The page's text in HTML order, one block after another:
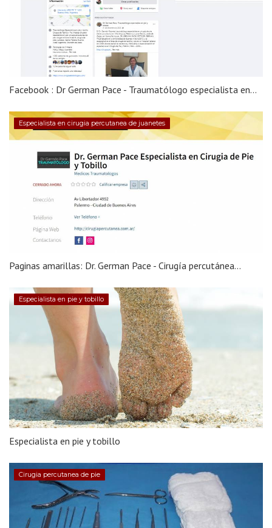
Facebook : Dr German Pace - Traumatólogo especialista en...
Especialista en cirugia percutanea de juanetes
Paginas amarillas: Dr. German Pace - Cirugía percutánea...
Especialista en pie y tobillo
Especialista en pie y tobillo
Cirugia percutanea de pie